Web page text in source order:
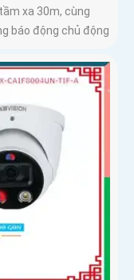
xa 30m, cùng
báo động chủ động